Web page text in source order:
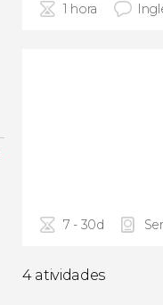
1 hora
7 - 30d
4 atividades